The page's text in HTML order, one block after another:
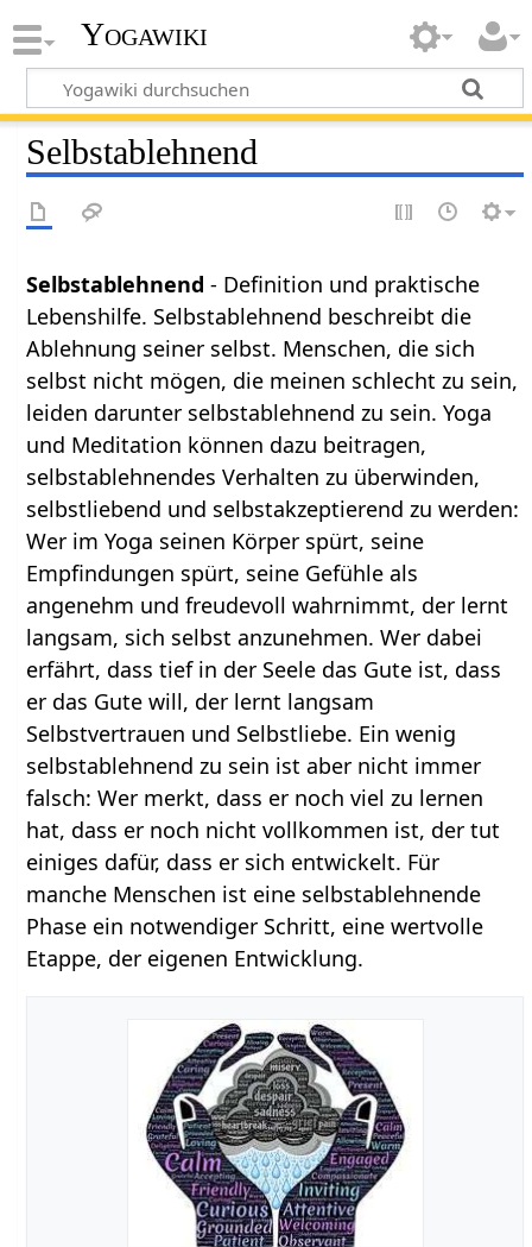
Yogawiki
Selbstablehnend
Selbstablehnend- Definition und praktische
Lebenshilfe. Selbstablehnend beschreibt die
Ablehnung seiner selbst. Menschen, die sich
selbst nicht mögen, die meinen schlecht zu sein,
leiden darunter selbstablehnend zu sein. Yoga
und Meditation können dazu beitragen,
selbstablehnendes Verhalten zu überwinden,
selbstliebend und selbstakzeptierend zu werden:
Wer im Yoga seinen Körper spürt, seine
Empfindungen spürt, seine Gefühle als
angenehm und freudevoll wahrnimmt, der lernt
langsam, sich selbst anzunehmen. Wer dabei
erfährt, dass tief in der Seele das Gute ist, dass
er das Gute will, der lernt langsam
Selbstvertrauen und Selbstliebe. Ein wenig
selbstablehnend zu sein ist aber nicht immer
falsch: Wer merkt, dass er noch viel zu lernen
hat, dass er noch nicht vollkommen ist, der tut
einiges dafür, dass er sich entwickelt. Für
manche Menschen ist eine selbstablehnende
Phase ein notwendiger Schritt, eine wertvolle
Etappe, der eigenen Entwicklung.